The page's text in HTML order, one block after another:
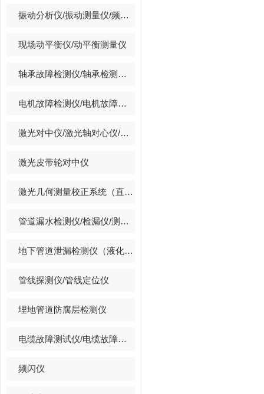
振动分析仪/振动测量仪/频谱分析仪/振动数据采集器
现场动平衡仪/动平衡测量仪
轴承故障检测仪/轴承检测仪/轴承故障诊断仪
电机故障检测仪/电机故障诊断仪/电机短路测试仪
激光对中仪/激光轴对心仪/激光找正仪
激光皮带轮对中仪
激光几何测量校正系统（直线度/平面度/垂直度/孔同心度）
管道漏水检测仪/检漏仪/测漏仪/漏水探测仪
地下管道泄漏检测仪（液化石油气,天然气,煤气）
管线探测仪/管线定位仪
埋地管道防腐层检测仪
电缆故障测试仪/电缆故障定位仪
频闪仪